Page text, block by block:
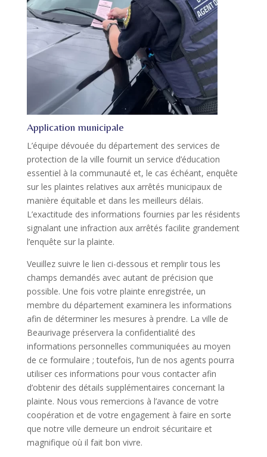
Application municipale
L’équipe dévouée du département des services de
protection de la ville fournit un service d’éducation
essentiel à la communauté et, le cas échéant, enquête
sur les plaintes relatives aux arrêtés municipaux de
manière équitable et dans les meilleurs délais.
L’exactitude des informations fournies par les résidents
signalant une infraction aux arrêtés facilite grandement
l’enquête sur la plainte.
Veuillez suivre le lien ci-dessous et remplir tous les
champs demandés avec autant de précision que
possible. Une fois votre plainte enregistrée, un
membre du département examinera les informations
afin de déterminer les mesures à prendre. La ville de
Beaurivage préservera la confidentialité des
informations personnelles communiquées au moyen
de ce formulaire ; toutefois, l’un de nos agents pourra
utiliser ces informations pour vous contacter afin
d’obtenir des détails supplémentaires concernant la
plainte. Nous vous remercions à l’avance de votre
coopération et de votre engagement à faire en sorte
que notre ville demeure un endroit sécuritaire et
magnifique où il fait bon vivre.